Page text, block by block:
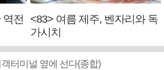
역전
<83> 여름 제주, 벤자리와 독
가시치
터미널 옆에 선다(종합)